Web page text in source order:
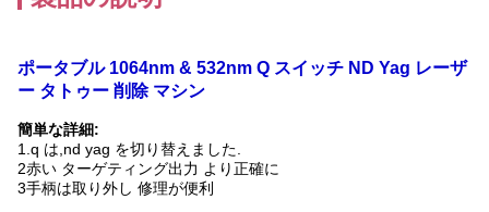
ポータブル 1064nm & 532nm Q スイッチ ND Yag レーザ
ー タトゥー 削除 マシン
簡単な詳細:
1.q は,nd yag を切り替えました.
2赤い ターゲティング出力 より正確に
3手柄は取り外し 修理が便利